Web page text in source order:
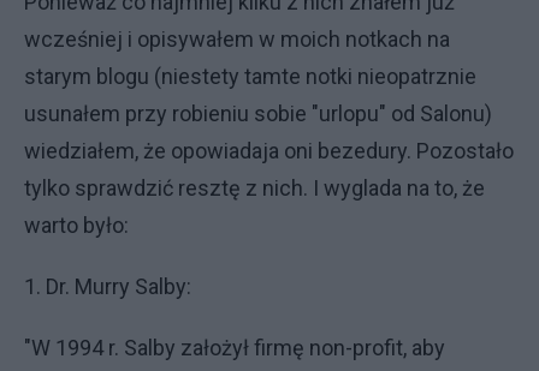
wcześniej i opisywałem w moich notkach na
starym blogu (niestety tamte notki nieopatrznie
usunałem przy robieniu sobie "urlopu" od Salonu)
wiedziałem, że opowiadaja oni bezedury. Pozostało
tylko sprawdzić resztę z nich. I wyglada na to, że
warto było:
1. Dr. Murry Salby:
"W 1994 r. Salby założył firmę non-profit, aby